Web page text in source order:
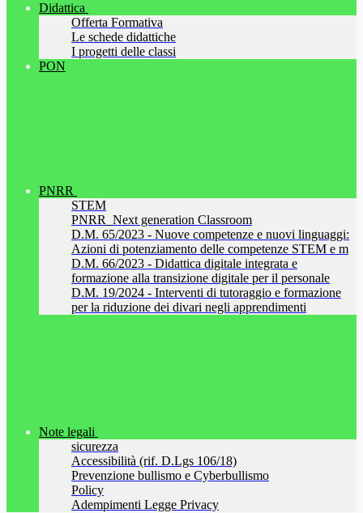
Didattica
Offerta Formativa
Le schede didattiche
I progetti delle classi
PON
PNRR
STEM
PNRR_Next generation Classroom
D.M. 65/2023 - Nuove competenze e nuovi linguaggi:
Azioni di potenziamento delle competenze STEM e m
D.M. 66/2023 - Didattica digitale integrata e
formazione alla transizione digitale per il personale
D.M. 19/2024 - Interventi di tutoraggio e formazione
per la riduzione dei divari negli apprendimenti
Note legali
sicurezza
Accessibilità (rif. D.Lgs 106/18)
Prevenzione bullismo e Cyberbullismo
Policy
Adempimenti Legge Privacy